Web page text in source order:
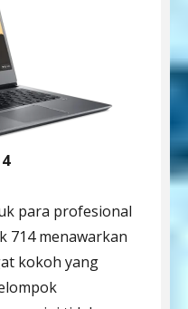
para profesional
714 menawarkan
kokoh yang